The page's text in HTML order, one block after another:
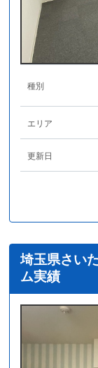
種別
エリア
更新日
埼玉県さい
ム実績